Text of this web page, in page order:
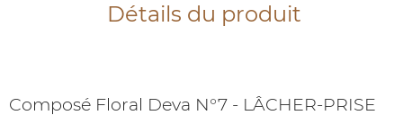
Détails du produit
Composé Floral Deva N°7 - LÂCHER-PRISE